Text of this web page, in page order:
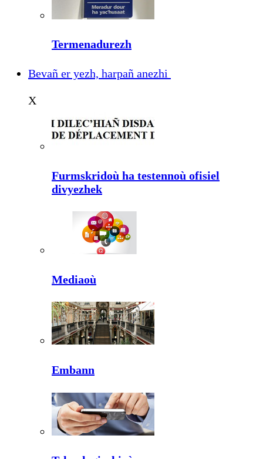
Termenadurezh
Bevañ er yezh, harpañ anezhi
X
Furmskridoù ha testennoù ofisiel
divyezhek
Mediaoù
Embann